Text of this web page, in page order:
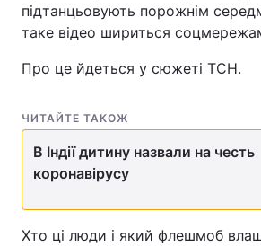
підтанцьовують порожнім
таке відео шириться
Про це йдеться у сюжеті ТСН.
ЧИТАЙТЕ ТАКОЖ
В Індії дитину назвали на честь
коронавірусу
Хто ці люди і який флешмоб